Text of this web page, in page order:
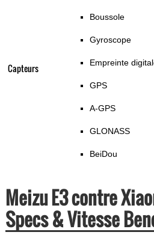
Capteurs
Boussole
Gyroscope
Empreinte
GPS
A-GPS
GLONASS
BeiDou
Meizu E3 contre
Specs & Vitesse